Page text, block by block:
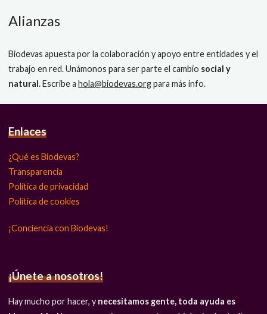
Alianzas
Biodevas apuesta por la colaboración y apoyo entre entidades y el
trabajo en red. Unámonos para ser parte el cambio social y
natural. Escribe ahola@biodevas.orgpara más info.
Enlaces
¿Qué es Biodevas?
Transparencia
Política de privacidad
Política de cookies
¡Conciencia con Biodevas!
¡Únete a nosotros!
Hay mucho por hacer, y necesitamos gente, toda ayuda es